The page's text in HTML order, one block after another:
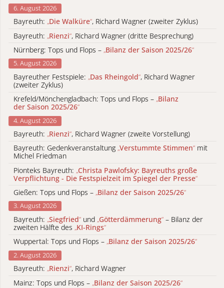
6. August 2026
Bayreuth: „Die Walküre“, Richard Wagner (zweiter Zyklus)
Bayreuth: „Rienzi“, Richard Wagner (dritte Besprechung)
Nürnberg: Tops und Flops – „Bilanz der Saison 2025/26“
5. August 2026
Bayreuther Festspiele: „Das Rheingold“, Richard Wagner
(zweiter Zyklus)
Krefeld/Mönchengladbach: Tops und Flops – „Bilanz
der Saison 2025/26“
4. August 2026
Bayreuth: „Rienzi“, Richard Wagner (zweite Vorstellung)
Bayreuth: Gedenkveranstaltung „Verstummte Stimmen“ mit
Michel Friedman
Pionteks Bayreuth: „Christa Pawlofsky: Bayreuths große
Verpflichtung - Die Festspielzeit im Spiegel der Presse“
Gießen: Tops und Flops – „Bilanz der Saison 2025/26“
3. August 2026
Bayreuth: „Siegfried“ und „Götterdämmerung“ – Bilanz der
zweiten Hälfte des „KI-Rings“
Wuppertal: Tops und Flops – „Bilanz der Saison 2025/26“
2. August 2026
Bayreuth: „Rienzi“, Richard Wagner
Mainz: Tops und Flops – „Bilanz der Saison 2025/26“